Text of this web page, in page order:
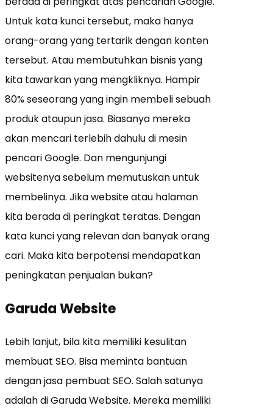
Untuk kata kunci tersebut, maka hanya
orang-orang yang tertarik dengan konten
tersebut. Atau membutuhkan bisnis yang
kita tawarkan yang mengkliknya. Hampir
80% seseorang yang ingin membeli sebuah
produk ataupun jasa. Biasanya mereka
akan mencari terlebih dahulu di mesin
pencari Google. Dan mengunjungi
websitenya sebelum memutuskan untuk
membelinya. Jika website atau halaman
kita berada di peringkat teratas. Dengan
kata kunci yang relevan dan banyak orang
cari. Maka kita berpotensi mendapatkan
peningkatan penjualan bukan?
Garuda Website
Lebih lanjut, bila kita memiliki kesulitan
membuat SEO. Bisa meminta bantuan
dengan jasa pembuat SEO. Salah satunya
adalah di Garuda Website. Mereka memiliki